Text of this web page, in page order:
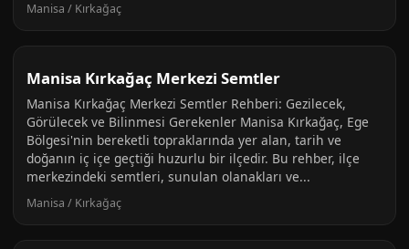
Manisa / Kırkağaç
Manisa Kırkağaç Merkezi Semtler
Manisa Kırkağaç Merkezi Semtler Rehberi: Gezilecek,
Görülecek ve Bilinmesi Gerekenler Manisa Kırkağaç, Ege
Bölgesi'nin bereketli topraklarında yer alan, tarih ve
doğanın iç içe geçtiği huzurlu bir ilçedir. Bu rehber, ilçe
merkezindeki semtleri, sunulan olanakları ve...
Manisa / Kırkağaç